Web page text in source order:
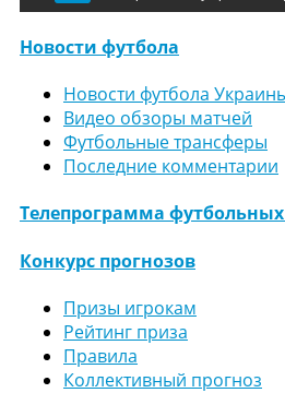
Новости футбола
Новости футбола
Видео обзоры матчей
Футбольные трансферы
Последние комментарии
Телепрограмма
Конкурс прогнозов
Призы игрокам
Рейтинг приза
Правила
Коллективный прогноз